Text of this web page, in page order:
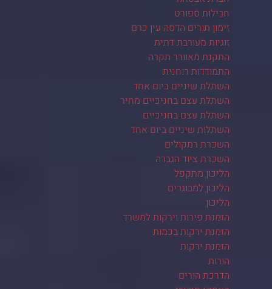
חבילות ספורט
זימון תורים הדסה עין כרם
זוגיות מעורבת דתית
התקנת מאוורר תקרה
התמודדות רוחנית
השתלת שיניים ביום אחד
השתלת עצם בחניכיים מחיר
השתלת עצם בחניכיים
השתלות שיניים ביום אחד
השכרת רמקולים
השכרת ציוד הגברה
הליכון מתקפל
הליכון למבוגרים
הליכון
הזמנת פירות וירקות למשרד
הזמנת ירקות בכמות
הזמנת ירקות
הורות
הדרכת הורים